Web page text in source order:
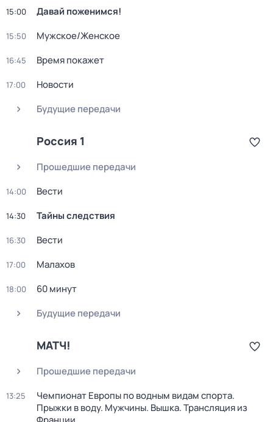
15:00 Давай поженимся!
15:50 Мужское/Женское
16:45 Время покажет
17:00
Новости
Будущие передачи
Россия 1
Прошедшие передачи
14:00 Вести
14:30 Тайны следствия
16:30 Вести
17:00 Малахов
18:00
60 минут
Будущие передачи
МАТЧ!
Прошедшие передачи
13:25
Чемпионат Европы по водным видам спорта.
Прыжки в воду. Мужчины. Вышка. Трансляция из